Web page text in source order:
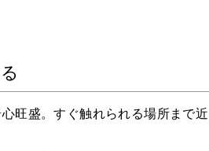
旺盛。すぐ触れられる場所まで近